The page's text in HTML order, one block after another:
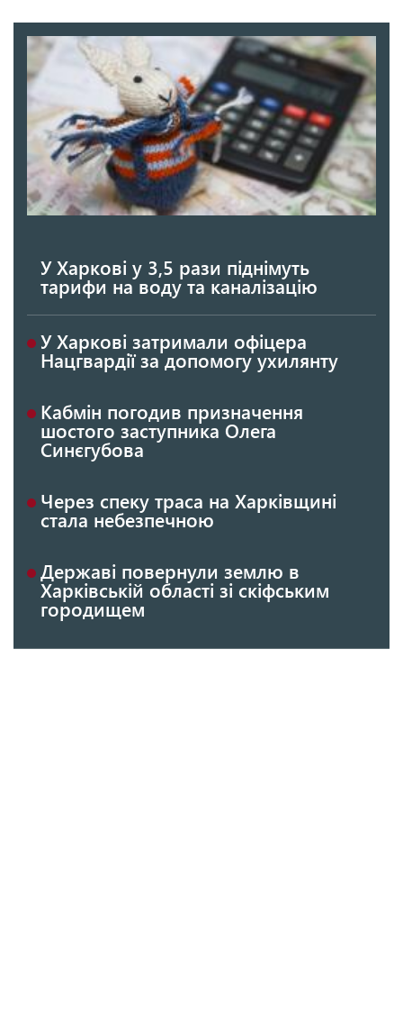
У Харкові у 3,5 рази піднімуть
тарифи на воду та каналізацію
У Харкові затримали офіцера
Нацгвардії за допомогу ухилянту
Кабмін погодив призначення
шостого заступника Олега
Синєгубова
Через спеку траса на Харківщині
стала небезпечною
Державі повернули землю в
Харківській області зі скіфським
городищем